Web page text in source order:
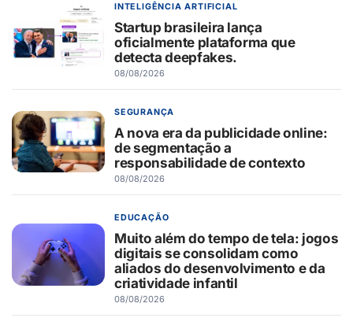
INTELIGÊNCIA ARTIFICIAL
Startup brasileira lança
oficialmente plataforma que
detecta deepfakes.
08/08/2026
SEGURANÇA
A nova era da publicidade online:
de segmentação a
responsabilidade de contexto
08/08/2026
EDUCAÇÃO
Muito além do tempo de tela: jogos
digitais se consolidam como
aliados do desenvolvimento e da
criatividade infantil
08/08/2026